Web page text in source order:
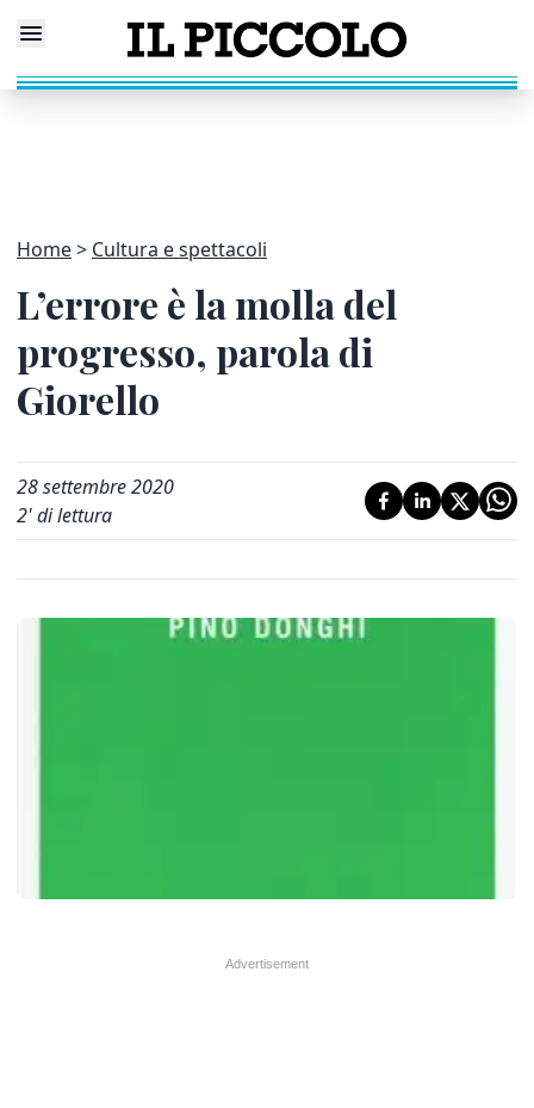
Home Cultura e spettacoli
L’errore è la molla del
progresso, parola di
Giorello
28 settembre 2020
2' di lettura